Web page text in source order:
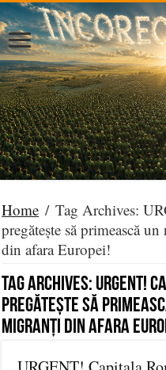
Home / Tag Archives:
pregătește să primească
din afara Europei!
Tag Archives: URGENT!
pregătește să
MIGRANȚI din afara